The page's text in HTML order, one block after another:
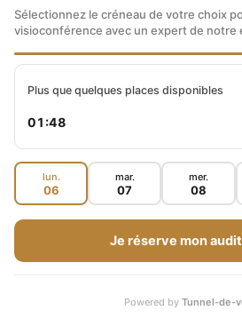
Sélectionnez le créneau de votre choix
visioconférence avec un expert de notre
Plus que quelques places disponibles
01:47
lun.
06
mar.
07
mer.
08
Je réserve mon
Powered by Tunnel-de-